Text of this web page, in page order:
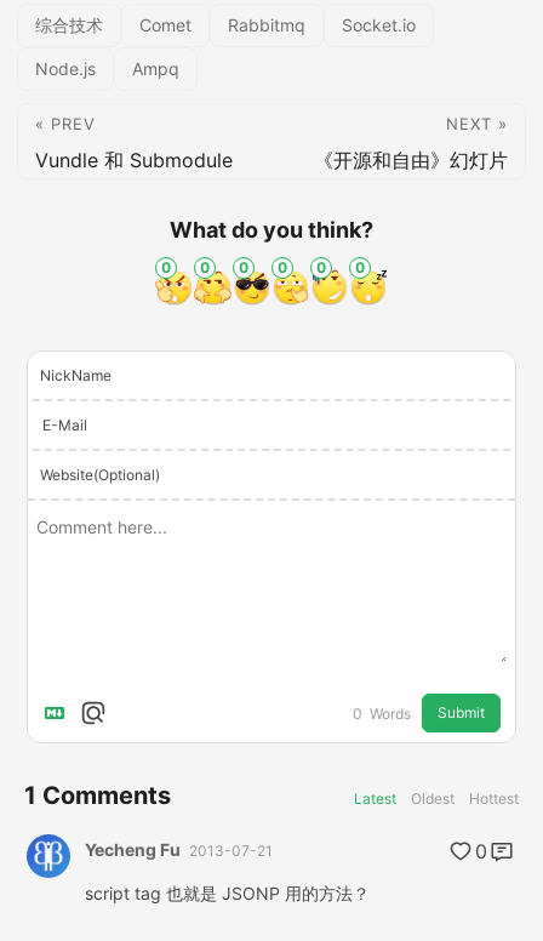
综合技术 Comet Rabbitmq Socket.io
Node.js Ampq
« PREV
Vundle 和 Submodule
NEXT »
《开源和自由》幻灯片
What do you think?
0 0 0 0 0 0
NickName
E-Mail
Website(Optional)
0 Words Submit
1 Comments Latest Oldest Hottest
Yecheng Fu 2013-07-21 0
script tag 也就是 JSONP 用的方法？